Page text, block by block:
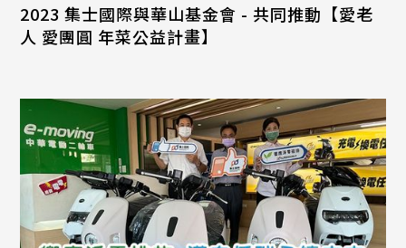
2023 集士國際與華山基金會 - 共同推動【愛老
人 愛團圓 年菜公益計畫】